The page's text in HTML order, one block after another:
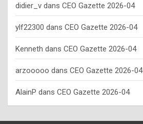
y
o
u
s
h
o
didier_v dans CEO Gazette 2026-04
ylf22300 dans CEO Gazette 2026-04
Kenneth dans CEO Gazette 2026-04
arzooooo dans CEO Gazette 2026-04
AlainP dans CEO Gazette 2026-04